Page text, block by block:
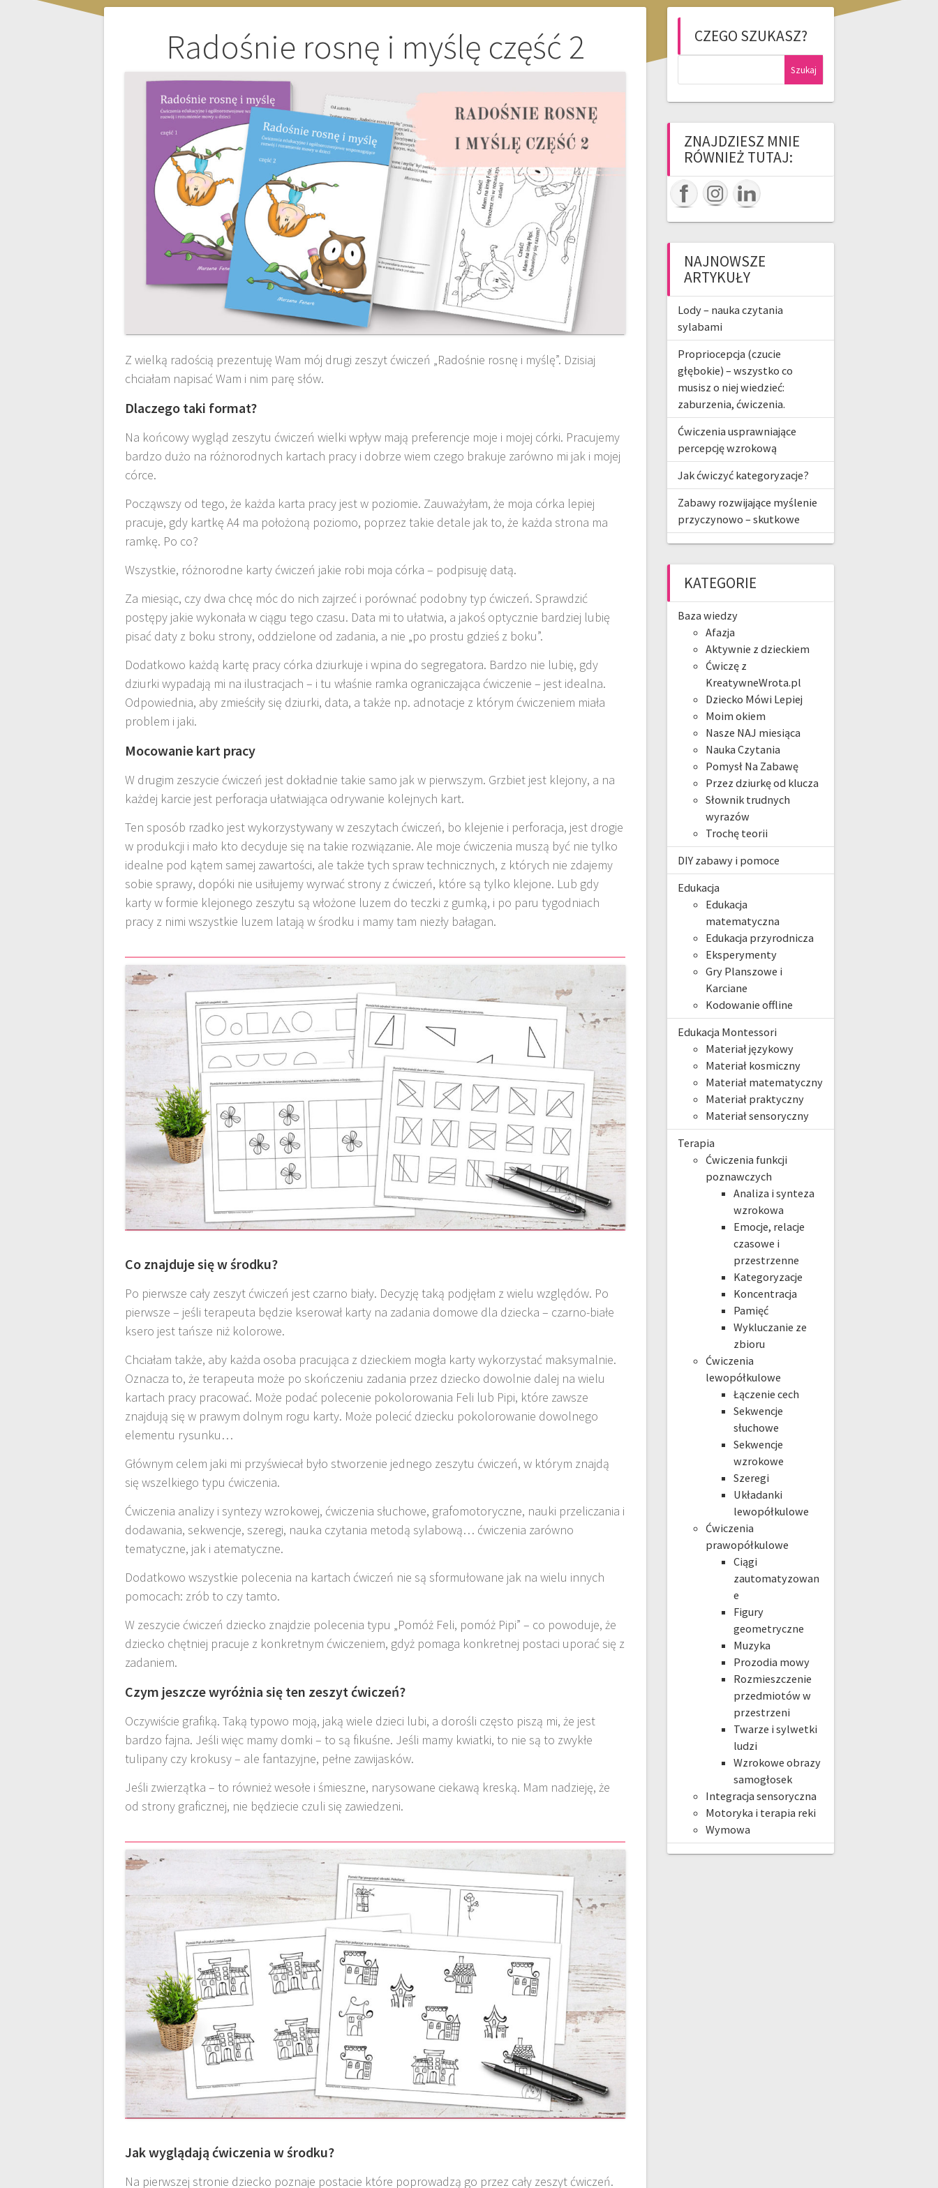
Radośnie rosnę i myślę część 2
Z wielką radością prezentuję Wam mój drugi zeszyt ćwiczeń „Radośnie rosnę i myślę”. Dzisiaj
chciałam napisać Wam i nim parę słów.
Dlaczego taki format?
Na końcowy wygląd zeszytu ćwiczeń wielki wpływ mają preferencje moje i mojej córki. Pracujemy
bardzo dużo na różnorodnych kartach pracy i dobrze wiem czego brakuje zarówno mi jak i mojej
córce.
Począwszy od tego, że każda karta pracy jest w poziomie. Zauważyłam, że moja córka lepiej
pracuje, gdy kartkę A4 ma położoną poziomo, poprzez takie detale jak to, że każda strona ma
ramkę. Po co?
Wszystkie, różnorodne karty ćwiczeń jakie robi moja córka – podpisuję datą.
Za miesiąc, czy dwa chcę móc do nich zajrzeć i porównać podobny typ ćwiczeń. Sprawdzić
postępy jakie wykonała w ciągu tego czasu. Data mi to ułatwia, a jakoś optycznie bardziej lubię
pisać daty z boku strony, oddzielone od zadania, a nie „po prostu gdzieś z boku”.
Dodatkowo każdą kartę pracy córka dziurkuje i wpina do segregatora. Bardzo nie lubię, gdy
dziurki wypadają mi na ilustracjach – i tu właśnie ramka ograniczająca ćwiczenie – jest idealna.
Odpowiednia, aby zmieściły się dziurki, data, a także np. adnotacje z którym ćwiczeniem miała
problem i jaki.
Mocowanie kart pracy
W drugim zeszycie ćwiczeń jest dokładnie takie samo jak w pierwszym. Grzbiet jest klejony, a na
każdej karcie jest perforacja ułatwiająca odrywanie kolejnych kart.
Ten sposób rzadko jest wykorzystywany w zeszytach ćwiczeń, bo klejenie i perforacja, jest drogie
w produkcji i mało kto decyduje się na takie rozwiązanie. Ale moje ćwiczenia muszą być nie tylko
idealne pod kątem samej zawartości, ale także tych spraw technicznych, z których nie zdajemy
sobie sprawy, dopóki nie usiłujemy wyrwać strony z ćwiczeń, które są tylko klejone. Lub gdy
karty w formie klejonego zeszytu są włożone luzem do teczki z gumką, i po paru tygodniach
pracy z nimi wszystkie luzem latają w środku i mamy tam niezły bałagan.
Co znajduje się w środku?
Po pierwsze cały zeszyt ćwiczeń jest czarno biały. Decyzję taką podjęłam z wielu względów. Po
pierwsze – jeśli terapeuta będzie kserował karty na zadania domowe dla dziecka – czarno-białe
ksero jest tańsze niż kolorowe.
Chciałam także, aby każda osoba pracująca z dzieckiem mogła karty wykorzystać maksymalnie.
Oznacza to, że terapeuta może po skończeniu zadania przez dziecko dowolnie dalej na wielu
kartach pracy pracować. Może podać polecenie pokolorowania Feli lub Pipi, które zawsze
znajdują się w prawym dolnym rogu karty. Może polecić dziecku pokolorowanie dowolnego
elementu rysunku…
Głównym celem jaki mi przyświecał było stworzenie jednego zeszytu ćwiczeń, w którym znajdą
się wszelkiego typu ćwiczenia.
Ćwiczenia analizy i syntezy wzrokowej, ćwiczenia słuchowe, grafomotoryczne, nauki przeliczania i
dodawania, sekwencje, szeregi, nauka czytania metodą sylabową… ćwiczenia zarówno
tematyczne, jak i atematyczne.
Dodatkowo wszystkie polecenia na kartach ćwiczeń nie są sformułowane jak na wielu innych
pomocach: zrób to czy tamto.
W zeszycie ćwiczeń dziecko znajdzie polecenia typu „Pomóż Feli, pomóż Pipi” – co powoduje, że
dziecko chętniej pracuje z konkretnym ćwiczeniem, gdyż pomaga konkretnej postaci uporać się z
zadaniem.
Czym jeszcze wyróżnia się ten zeszyt ćwiczeń?
Oczywiście grafiką. Taką typowo moją, jaką wiele dzieci lubi, a dorośli często piszą mi, że jest
bardzo fajna. Jeśli więc mamy domki – to są fikuśne. Jeśli mamy kwiatki, to nie są to zwykłe
tulipany czy krokusy – ale fantazyjne, pełne zawijasków.
Jeśli zwierzątka – to również wesołe i śmieszne, narysowane ciekawą kreską. Mam nadzieję, że
od strony graficznej, nie będziecie czuli się zawiedzeni.
Jak wyglądają ćwiczenia w środku?
Na pierwszej stronie dziecko poznaje postacie które poprowadzą go przez cały zeszyt ćwiczeń.
Nawigacja
wpisu
CZEGO SZUKASZ?
ZNAJDZIESZ MNIE
RÓWNIEŻ TUTAJ:
NAJNOWSZE
ARTYKUŁY
Lody – nauka czytania
sylabami
Propriocepcja (czucie
głębokie) – wszystko co
musisz o niej wiedzieć:
zaburzenia, ćwiczenia.
Ćwiczenia usprawniające
percepcję wzrokową
Jak ćwiczyć kategoryzacje?
Zabawy rozwijające myślenie
przyczynowo – skutkowe
KATEGORIE
Baza wiedzy
Afazja
Aktywnie z dzieckiem
Ćwiczę z
KreatywneWrota.pl
Dziecko Mówi Lepiej
Moim okiem
Nasze NAJ miesiąca
Nauka Czytania
Pomysł Na Zabawę
Przez dziurkę od klucza
Słownik trudnych
wyrazów
Trochę teorii
DIY zabawy i pomoce
Edukacja
Edukacja
matematyczna
Edukacja przyrodnicza
Eksperymenty
Gry Planszowe i
Karciane
Kodowanie offline
Edukacja Montessori
Materiał językowy
Materiał kosmiczny
Materiał matematyczny
Materiał praktyczny
Materiał sensoryczny
Terapia
Ćwiczenia funkcji
poznawczych
Analiza i synteza
wzrokowa
Emocje, relacje
czasowe i
przestrzenne
Kategoryzacje
Koncentracja
Pamięć
Wykluczanie ze
zbioru
Ćwiczenia
lewopółkulowe
Łączenie cech
Sekwencje
słuchowe
Sekwencje
wzrokowe
Szeregi
Układanki
lewopółkulowe
Ćwiczenia
prawopółkulowe
Ciągi
zautomatyzowan
e
Figury
geometryczne
Muzyka
Prozodia mowy
Rozmieszczenie
przedmiotów w
przestrzeni
Twarze i sylwetki
ludzi
Wzrokowe obrazy
samogłosek
Integracja sensoryczna
Motoryka i terapia reki
Wymowa